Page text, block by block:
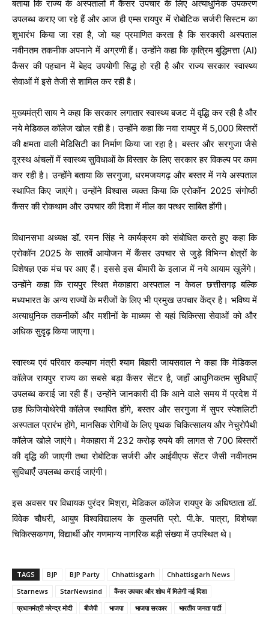
बताया कि राज्य के अस्पतालों में कैंसर उपचार के लिए अत्याधुनिक उपकरण
उपलब्ध कराए जा रहे हैं और आज ही एम्स रायपुर में रोबोटिक सर्जरी सिस्टम का
शुभारंभ किया जा रहा है, जो यह प्रमाणित करता है कि सरकारी अस्पताल
नवीनतम तकनीक अपनाने में अग्रणी हैं। उन्होंने कहा कि कृत्रिम बुद्धिमत्ता (AI)
कैंसर की पहचान में बेहद उपयोगी सिद्ध हो रही है और राज्य सरकार स्वास्थ्य
सेवाओं में इसे तेजी से शामिल कर रही है।
मुख्यमंत्री साय ने कहा कि सरकार लगातार स्वास्थ्य बजट में वृद्धि कर रही है और
नये मेडिकल कॉलेज खोल रही है। उन्होंने कहा कि नवा रायपुर में 5,000 बिस्तरों
की क्षमता वाली मेडिसिटी का निर्माण किया जा रहा है। बस्तर और सरगुजा जैसे
दूरस्थ अंचलों में स्वास्थ्य सुविधाओं के विस्तार के लिए सरकार हर विकल्प पर काम
कर रही है। उन्होंने बताया कि सरगुजा, धरमजयगढ़ और बस्तर में नये अस्पताल
स्थापित किए जाएंगे। उन्होंने विश्वास व्यक्त किया कि एरोकॉन 2025 संगोष्ठी
कैंसर की रोकथाम और उपचार की दिशा में मील का पत्थर साबित होंगी।
विधानसभा अध्यक्ष डॉ. रमन सिंह ने कार्यक्रम को संबोधित करते हुए कहा कि
एरोकॉन 2025 के सातवें आयोजन में कैंसर उपचार से जुड़े विभिन्न क्षेत्रों के
विशेषज्ञ एक मंच पर आए हैं। इससे इस बीमारी के इलाज में नये आयाम खुलेंगे।
उन्होंने कहा कि रायपुर स्थित मेकाहारा अस्पताल न केवल छत्तीसगढ़ बल्कि
मध्यभारत के अन्य राज्यों के मरीजों के लिए भी प्रमुख उपचार केंद्र है। भविष्य में
अत्याधुनिक तकनीकों और मशीनों के माध्यम से यहां चिकित्सा सेवाओं को और
अधिक सुदृढ़ किया जाएगा।
स्वास्थ्य एवं परिवार कल्याण मंत्री श्याम बिहारी जायसवाल ने कहा कि मेडिकल
कॉलेज रायपुर राज्य का सबसे बड़ा कैंसर सेंटर है, जहाँ आधुनिकतम सुविधाएँ
उपलब्ध कराई जा रही हैं। उन्होंने जानकारी दी कि आने वाले समय में प्रदेश में
छह फिजियोथेरेपी कॉलेज स्थापित होंगे, बस्तर और सरगुजा में सुपर स्पेशलिटी
अस्पताल प्रारंभ होंगे, मानसिक रोगियों के लिए पृथक चिकित्सालय और नेचुरोपैथी
कॉलेज खोले जाएंगे। मेकाहारा में 232 करोड़ रुपये की लागत से 700 बिस्तरों
की वृद्धि की जाएगी तथा रोबोटिक सर्जरी और आईवीएफ सेंटर जैसी नवीनतम
सुविधाएँ उपलब्ध कराई जाएंगी।
इस अवसर पर विधायक पुरंदर मिश्रा, मेडिकल कॉलेज रायपुर के अधिष्ठाता डॉ.
विवेक चौधरी, आयुष विश्वविद्यालय के कुलपति प्रो. पी.के. पात्रा, विशेषज्ञ
चिकित्सकगण, विद्यार्थी और गणमान्य नागरिक बड़ी संख्या में उपस्थित थे।
TAGS BJP BJP Party Chhattisgarh
Chhattisgarh News
Starnews
StarNewsind
कैंसर उपचार और शोध में मिलेगी नई दिशा
प्रधानमंत्री नरेन्‍द्र मोदी
बीजेपी भाजपा भाजपा सरकार
भारतीय जनता पार्टी